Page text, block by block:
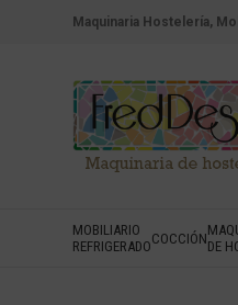
Maquinaria Hostelería,
MOBILIARIO
REFRIGERADOCOCCIÓNDE